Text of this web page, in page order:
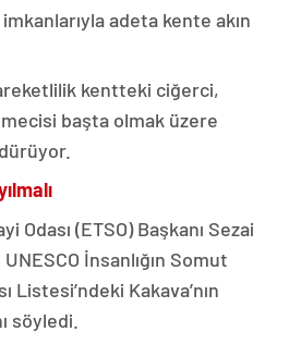
adeta kente akın
kentteki ciğerci,
başta olmak üzere
Odası (ETSO) Başkanı Sezai
İnsanlığın Somut
Listesi’ndeki Kakava’nın
söyledi.